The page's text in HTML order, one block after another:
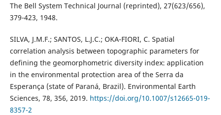
The Bell System Technical Journal (reprinted), 27(623/656),
379-423, 1948.
SILVA, J.M.F.; SANTOS, L.J.C.; OKA-FIORI, C. Spatial
correlation analysis between topographic parameters for
defining the geomorphometric diversity index: application
in the environmental protection area of the Serra da
Esperança (state of Paraná, Brazil). Environmental Earth
Sciences, 78, 356, 2019. https://doi.org/10.1007/s12665-019-
8357-2